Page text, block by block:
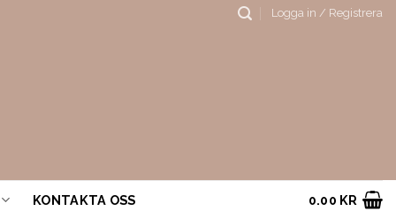
Logga in / Registrera
KONTAKTA OSS 0.00 KR